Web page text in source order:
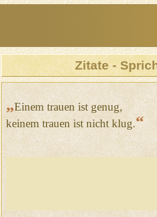
Zitate -
„Einem trauen ist genug,
keinem trauen ist nicht klug.“